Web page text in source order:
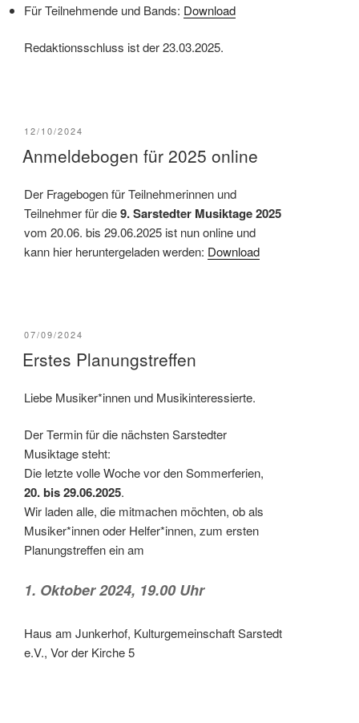
Für Teilnehmende und Bands: Download
Redaktionsschluss ist der 23.03.2025.
VERÖFFENTLICHT
12/10/2024
Anmeldebogen für 2025 online
Der Fragebogen für Teilnehmerinnen und
Teilnehmer für die9. Sarstedter Musiktage 2025
vom 20.06. bis 29.06.2025 ist nun online und
kann hier heruntergeladen werden: Download
VERÖFFENTLICHT
07/09/2024
Erstes Planungstreffen
Liebe Musiker*innen und Musikinteressierte.
Der Termin für die nächsten Sarstedter
Musiktage steht:
Die letzte volle Woche vor den Sommerferien,
20. bis 29.06.2025.
Wir laden alle, die mitmachen möchten, ob als
Musiker*innen oder Helfer*innen, zum ersten
Planungstreffen ein am
1. Oktober 2024, 19.00 Uhr
Haus am Junkerhof, Kulturgemeinschaft Sarstedt
e.V., Vor der Kirche 5